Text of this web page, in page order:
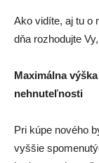
Ako vidíte, aj tu o
dňa rozhodujte
Maximálna
nehnuteľnosti
Pri kúpe nového
vyššie